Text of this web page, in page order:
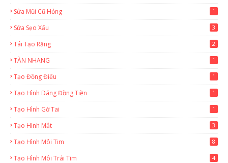
Sửa Mũi Cũ Hỏng 1
Sửa Sẹo Xấu 3
Tái Tạo Răng 2
TÀN NHANG 1
Tạo Đồng Điếu 1
Tạo Hình Dáng Đồng Tiền 1
Tạo Hình Gờ Tai 1
Tạo Hình Mắt 3
Tạo Hình Môi Tim 8
Tạo Hình Môi Trái Tim 4